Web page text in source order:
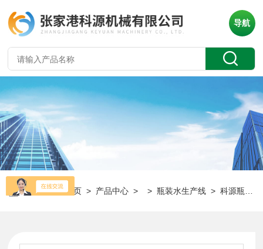
导航
当前位置：首页 > 产品中心 > >瓶装水生产线 > 科源瓶装山泉水生产线设备厂家